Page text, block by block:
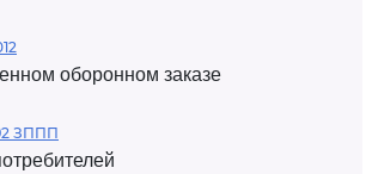
оборонном заказе
ЗППП